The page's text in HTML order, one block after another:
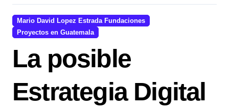
Mario David Lopez Estrada Fundaciones
Proyectos en Guatemala
La posible
Estrategia Digital